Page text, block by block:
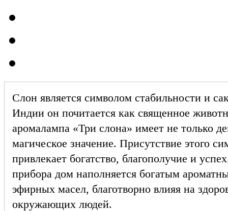
Слон является символом стабильности и
Индии он почитается как священное
аромалампа «Три слона» имеет не только
магическое значение. Присутствие этого
привлекает богатство, благополучие и
прибора дом наполняется богатым
эфирных масел, благотворно влияя на
окружающих людей.